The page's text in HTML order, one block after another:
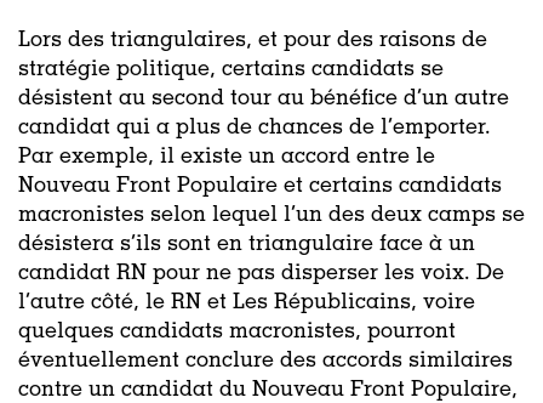
Lors des triangulaires, et pour des raisons de
stratégie politique, certains candidats se
désistent au second tour au bénéfice d’un autre
candidat qui a plus de chances de l’emporter.
Par exemple, il existe un accord entre le
Nouveau Front Populaire et certains candidats
macronistes selon lequel l’un des deux camps se
désistera s’ils sont en triangulaire face à un
candidat RN pour ne pas disperser les voix. De
l’autre côté, le RN et Les Républicains, voire
quelques candidats macronistes, pourront
éventuellement conclure des accords similaires
contre un candidat du Nouveau Front Populaire,